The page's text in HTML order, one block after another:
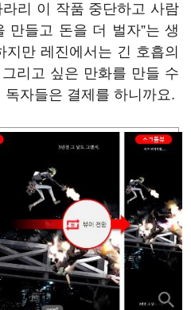
리 이 작품 중단하고 사람
만들고 돈을 더 벌자”는 생
만 레진에서는 긴 호흡의
리고 싶은 만화를 만들 수
자들은 결제를 하니까요.